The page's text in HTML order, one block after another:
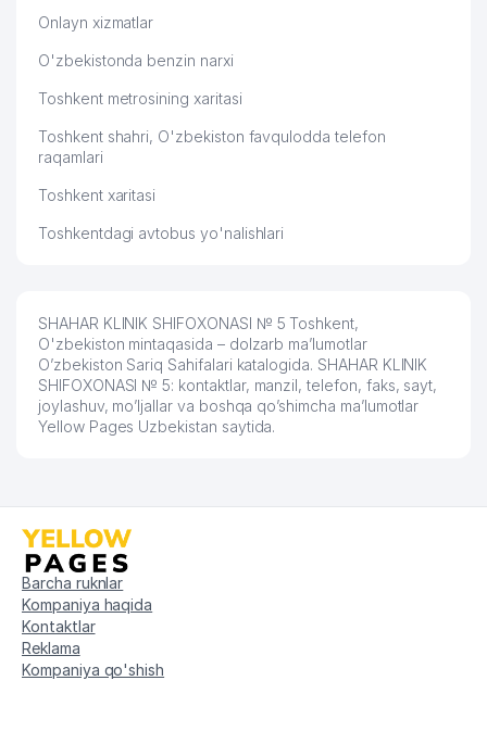
51 STOMA MIR XUSUSIY FIRMASI
UMUMIY O'RTA TA'LIM MAKTABI
53
UMUMIY O'RTA TA'LIM MAKTABI
№248
993 м
Onlayn xizmatlar
O'zbekistonda benzin narxi
Toshkent metrosining xaritasi
Toshkent shahri, O'zbekiston favqulodda telefon
raqamlari
Toshkent xaritasi
Toshkentdagi avtobus yo'nalishlari
SHAHAR KLINIK SHIFOXONASI № 5 Toshkent,
O'zbekiston mintaqasida – dolzarb ma’lumotlar
O’zbekiston Sariq Sahifalari katalogida. SHAHAR KLINIK
SHIFOXONASI № 5: kontaktlar, manzil, telefon, faks, sayt,
joylashuv, mo’ljallar va boshqa qo’shimcha ma’lumotlar
Yellow Pages Uzbekistan saytida.
Barcha ruknlar
Kompaniya haqida
Kontaktlar
Reklama
Kompaniya qo'shish